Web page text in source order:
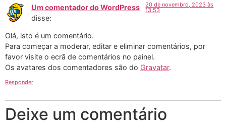
Um comentador do WordPress
disse:
20 de novembro, 2023 às
13:53
Olá, isto é um comentário.
Para começar a moderar, editar e eliminar comentários, por
favor visite o ecrã de comentários no painel.
Os avatares dos comentadores são do Gravatar.
Responder
Deixe um comentário